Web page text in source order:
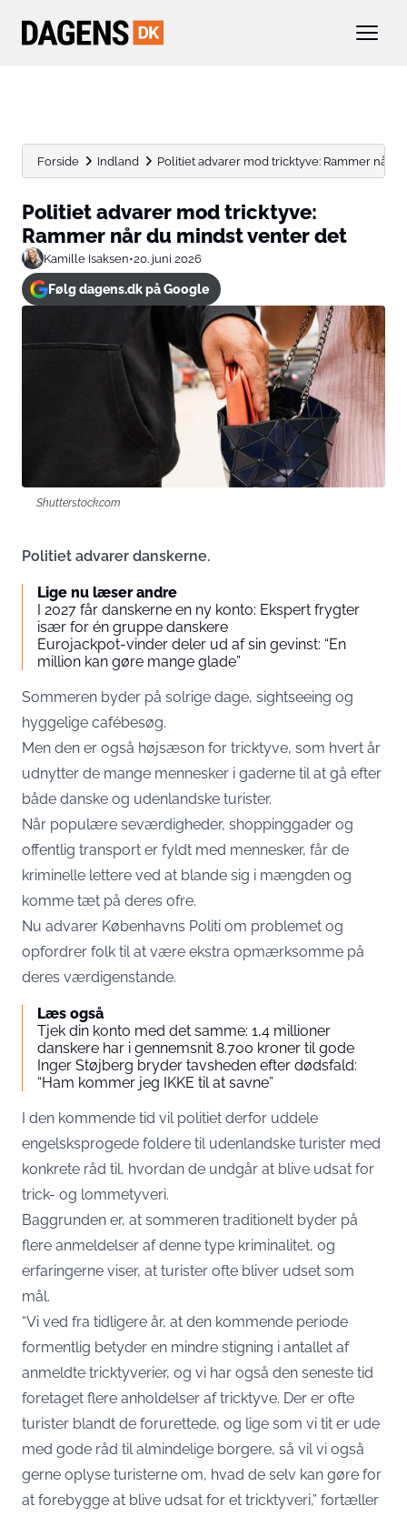
Forside Indland Politiet advarer mod tricktyve: Rammer når
Politiet advarer mod tricktyve:
Rammer når du mindst venter det
Kamille Isaksen•20. juni 2026
Følg dagens.dk på Google
Shutterstock.com
Politiet advarer danskerne.
Lige nu læser andre
I 2027 får danskerne en ny konto: Ekspert frygter
især for én gruppe danskere
Eurojackpot-vinder deler ud af sin gevinst: “En
million kan gøre mange glade”
Sommeren byder på solrige dage, sightseeing og
hyggelige cafébesøg.
Men den er også højsæson for tricktyve, som hvert år
udnytter de mange mennesker i gaderne til at gå efter
både danske og udenlandske turister.
Når populære seværdigheder, shoppinggader og
offentlig transport er fyldt med mennesker, får de
kriminelle lettere ved at blande sig i mængden og
komme tæt på deres ofre.
Nu advarer Københavns Politi om problemet og
opfordrer folk til at være ekstra opmærksomme på
deres værdigenstande.
Læs også
Tjek din konto med det samme: 1,4 millioner
danskere har i gennemsnit 8.700 kroner til gode
Inger Støjberg bryder tavsheden efter dødsfald:
“Ham kommer jeg IKKE til at savne”
I den kommende tid vil politiet derfor uddele
engelsksprogede foldere til udenlandske turister med
konkrete råd til, hvordan de undgår at blive udsat for
trick- og lommetyveri.
Baggrunden er, at sommeren traditionelt byder på
flere anmeldelser af denne type kriminalitet, og
erfaringerne viser, at turister ofte bliver udset som
mål.
“Vi ved fra tidligere år, at den kommende periode
formentlig betyder en mindre stigning i antallet af
anmeldte tricktyverier, og vi har også den seneste tid
foretaget flere anholdelser af tricktyve. Der er ofte
turister blandt de forurettede, og lige som vi tit er ude
med gode råd til almindelige borgere, så vil vi også
gerne oplyse turisterne om, hvad de selv kan gøre for
at forebygge at blive udsat for et tricktyveri,” fortæller